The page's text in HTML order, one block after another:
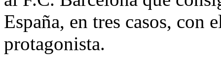
España, en tres casos,
protagonista.